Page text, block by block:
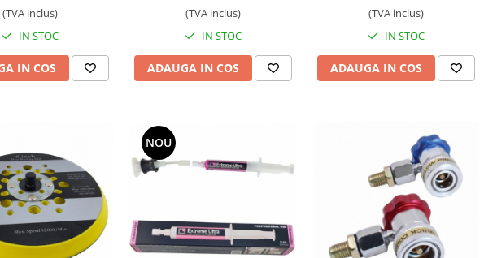
(TVA inclus)
IN STOC
IN COS
(TVA inclus)
IN STOC
ADAUGA IN COS
(TVA inclus)
IN STOC
ADAUGA IN COS
NOU